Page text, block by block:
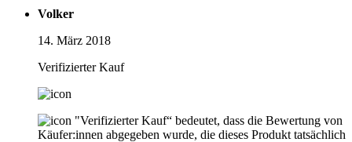
Volker
14. März 2018
Verifizierter Kauf
"Verifizierter Kauf“ bedeutet, dass die Bewertung von
Käufer:innen abgegeben wurde, die dieses Produkt tatsächlich